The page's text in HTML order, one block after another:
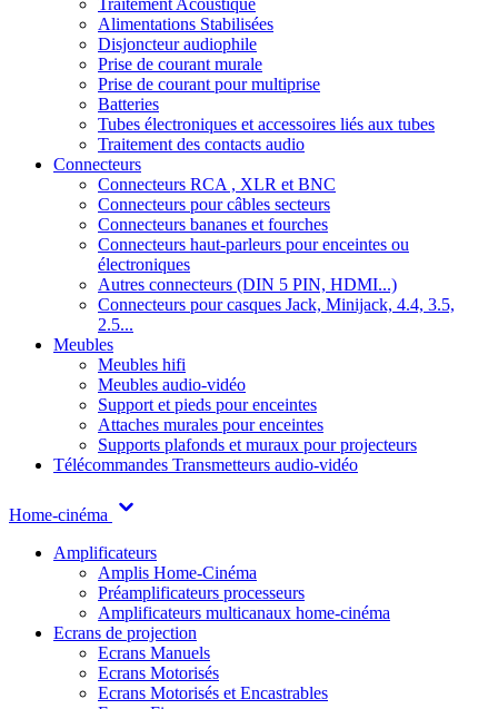
Traitement Acoustique
Alimentations Stabilisées
Disjoncteur audiophile
Prise de courant murale
Prise de courant pour multiprise
Batteries
Tubes électroniques et accessoires liés aux tubes
Traitement des contacts audio
Connecteurs
Connecteurs RCA , XLR et BNC
Connecteurs pour câbles secteurs
Connecteurs bananes et fourches
Connecteurs haut-parleurs pour enceintes ou
électroniques
Autres connecteurs (DIN 5 PIN, HDMI...)
Connecteurs pour casques Jack, Minijack, 4.4, 3.5,
2.5...
Meubles
Meubles hifi
Meubles audio-vidéo
Support et pieds pour enceintes
Attaches murales pour enceintes
Supports plafonds et muraux pour projecteurs
Télécommandes Transmetteurs audio-vidéo
Home-cinéma
Amplificateurs
Amplis Home-Cinéma
Préamplificateurs processeurs
Amplificateurs multicanaux home-cinéma
Ecrans de projection
Ecrans Manuels
Ecrans Motorisés
Ecrans Motorisés et Encastrables